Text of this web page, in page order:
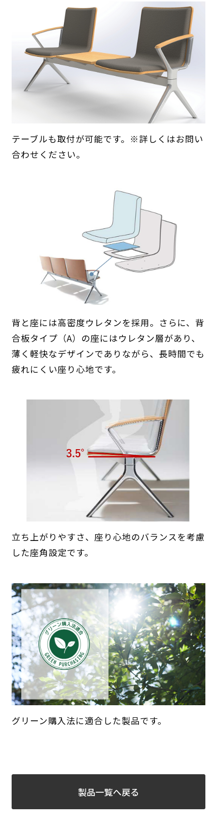
テーブルも取付が可能です。※詳しくはお問い
合わせください。
背と座には高密度ウレタンを採用。さらに、背
合板タイプ（A）の座にはウレタン層があり、
薄く軽快なデザインでありながら、長時間でも
疲れにくい座り心地です。
立ち上がりやすさ、座り心地のバランスを考慮
した座角設定です。
グリーン購入法に適合した製品です。
製品一覧へ戻る